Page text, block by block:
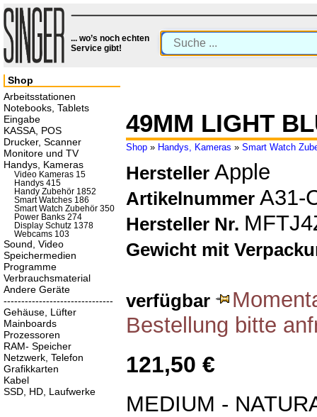
... wo’s noch echten
Service gibt!
49MM LIGHT
Shop » Handys, Kameras » Smart Watch
Hersteller Apple
Artikelnummer A31-
Hersteller Nr.
Gewicht mit
verfügbar
Bestellung bitte
121,50 €
MEDIUM -
Shop
Arbeitsstationen
Notebooks, Tablets
Eingabe
KASSA, POS
Drucker, Scanner
Monitore und TV
Handys, Kameras
Video Kameras 15
Handys 415
Handy Zubehör 1852
Smart Watches 186
Smart Watch Zubehör 350
Power Banks 274
Display Schutz 1378
Webcams 103
Sound, Video
Speichermedien
Programme
Verbrauchsmaterial
Andere Geräte
-------------------------------
Gehäuse, Lüfter
Mainboards
Prozessoren
RAM- Speicher
Netzwerk, Telefon
Grafikkarten
Kabel
SSD, HD, Laufwerke